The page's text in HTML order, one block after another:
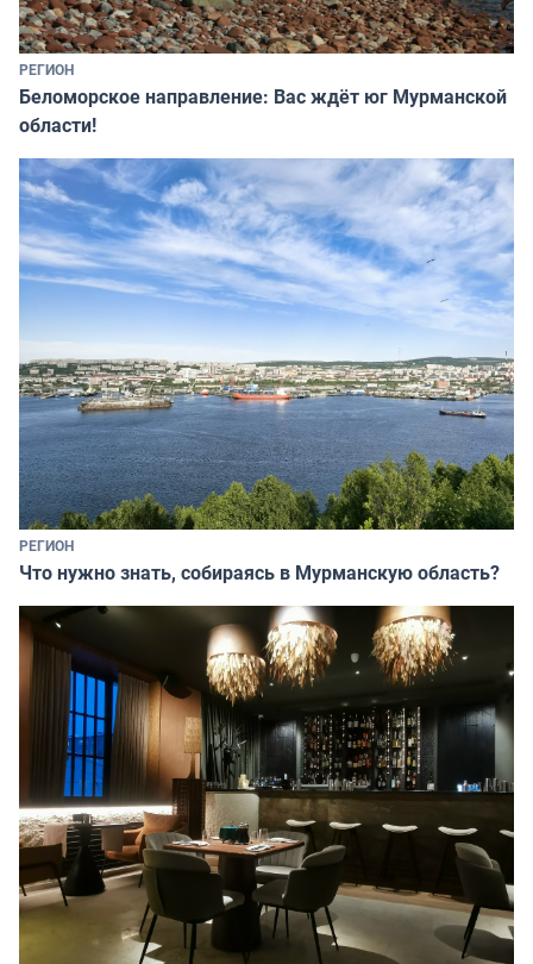
РЕГИОН
Беломорское направление: Вас ждёт юг Мурманской
области!
РЕГИОН
Что нужно знать, собираясь в Мурманскую область?